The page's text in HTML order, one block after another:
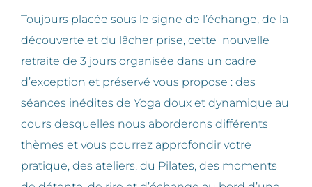
Toujours placée sous le signe de l’échange, de la
découverte et du lâcher prise, cette nouvelle
retraite de 3 jours organisée dans un cadre
d’exception et préservé vous propose : des
séances inédites de Yoga doux et dynamique au
cours desquelles nous aborderons différents
thèmes et vous pourrez approfondir votre
pratique, des ateliers, du Pilates, des moments